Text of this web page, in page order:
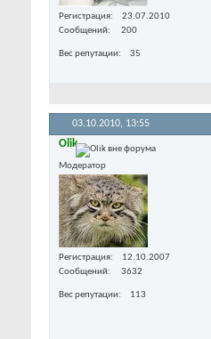
Регистрация
23.07.2010
Сообщений
200
Вес репутации 35
03.10.2010, 13:55
Olik
Модератор
Регистрация
12.10.2007
Сообщений
3632
Вес репутации 113